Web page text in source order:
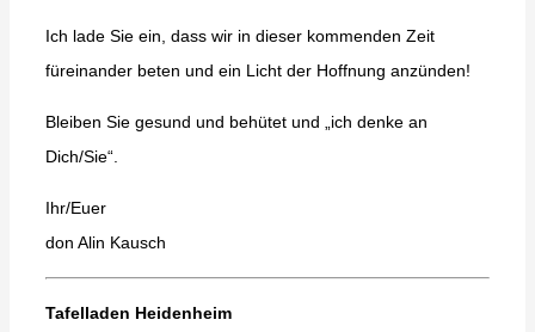
Ich lade Sie ein, dass wir in dieser kommenden Zeit
füreinander beten und ein Licht der Hoffnung anzünden!
Bleiben Sie gesund und behütet und „ich denke an
Dich/Sie“.
Ihr/Euer
don Alin Kausch
Tafelladen Heidenheim